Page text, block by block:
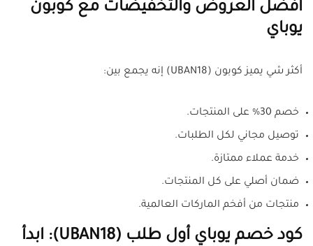
أفضل العروض والتخفيضات مع كوبون
يوباي
أكثر شي يميز كوبون (UBAN18) إنه يجمع بين:
خصم 30% على المنتجات.
توصيل مجاني لكل الطلبات.
خدمة عملاء ممتازة.
ضمان أصلي على كل المنتجات.
منتجات من أفخم الماركات العالمية.
كود خصم يوباي أول طلب (UBAN18): ابدأ